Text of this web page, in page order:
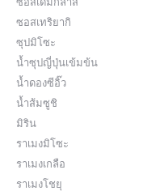
ซอสเทริยากิ
ซุปมิโซะ
น้ำซุปญี่ปุ่นเข้มข้น
น้ำดองซีอิ๊ว
น้ำส้มซูชิ
มิริน
ราเมงมิโซะ
ราเมงเกลือ
ราเมงโชยุ